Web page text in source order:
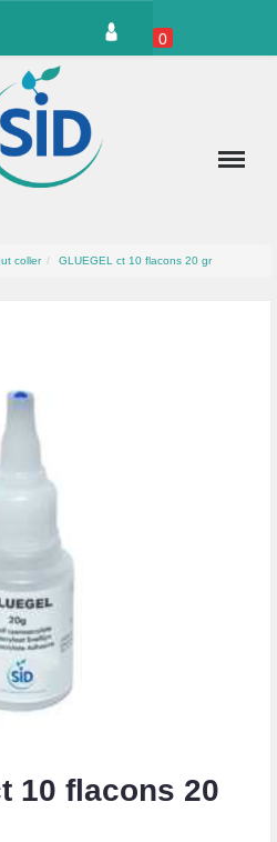
0
coller GLUEGEL ct 10 flacons 20 gr
10 flacons 20